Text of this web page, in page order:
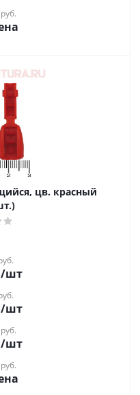
цв. красный
/шт
/шт
/шт